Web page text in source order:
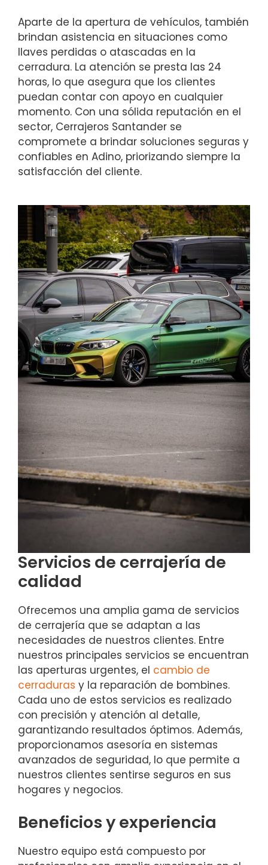
Aparte de la apertura de vehículos, también
brindan asistencia en situaciones como
llaves perdidas o atascadas en la
cerradura. La atención se presta las 24
horas, lo que asegura que los clientes
puedan contar con apoyo en cualquier
momento. Con una sólida reputación en el
sector, Cerrajeros Santander se
compromete a brindar soluciones seguras y
confiables en Adino, priorizando siempre la
satisfacción del cliente.
Servicios de cerrajería de
calidad
Ofrecemos una amplia gama de servicios
de cerrajería que se adaptan a las
necesidades de nuestros clientes. Entre
nuestros principales servicios se encuentran
las aperturas urgentes, el cambio de
cerraduras y la reparación de bombines.
Cada uno de estos servicios es realizado
con precisión y atención al detalle,
garantizando resultados óptimos. Además,
proporcionamos asesoría en sistemas
avanzados de seguridad, lo que permite a
nuestros clientes sentirse seguros en sus
hogares y negocios.
Beneficios y experiencia
Nuestro equipo está compuesto por